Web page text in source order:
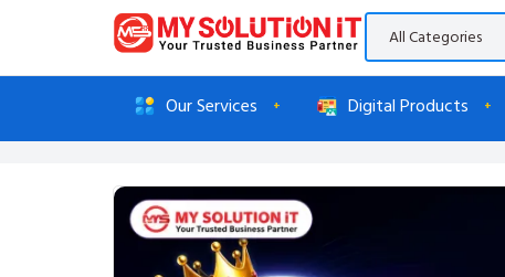
Our Services Digital Products